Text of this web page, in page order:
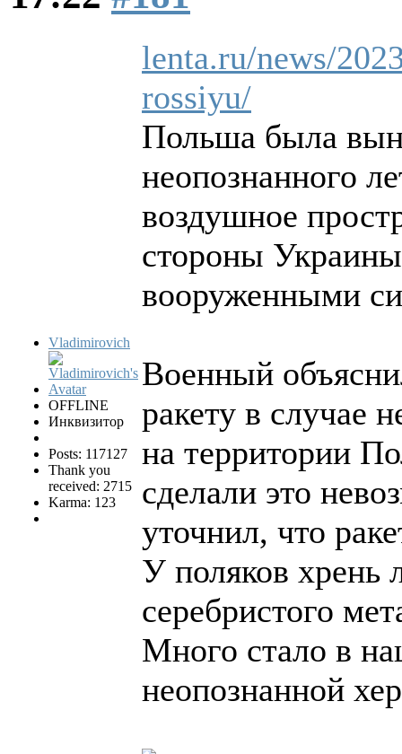
Vladimirovich
OFFLINE
Инквизитор
Posts: 117127
Thank you
received: 2715
Karma: 123
lenta.ru/news/
rossiyu/
Польша была
неопознанного
воздушное
стороны
вооруженными
Военный
ракету в случае
на территории
сделали это
уточнил, что
У поляков хрень
серебристого
Много стало в
неопознанной